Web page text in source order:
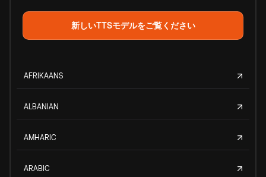
新しいTTSモデルをご覧ください
AFRIKAANS
ALBANIAN
AMHARIC
ARABIC